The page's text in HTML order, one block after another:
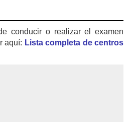
conducir o realizar el examen
aquí: Lista completa de centros